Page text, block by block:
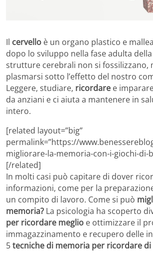
Il cervello è un organo plastico e
dopo lo sviluppo nella fase adulta
strutture cerebrali non si fossilizzano,
plasmarsi sotto l’effetto del nostro
Leggere, studiare, ricordare e
da anziani e ci aiuta a mantenere in
intero.
[related layout=”big”
permalink=”https://
migliorare-la-memoria-con-i-giochi-di-
[/related]
In molti casi può capitare di dover
informazioni, come per la
un compito di lavoro. Come si può
memoria? La psicologia ha scoperto
per ricordare meglio e ottimizzare il
immagazzinamento e recupero delle
5tecniche di memoria per ricordare di